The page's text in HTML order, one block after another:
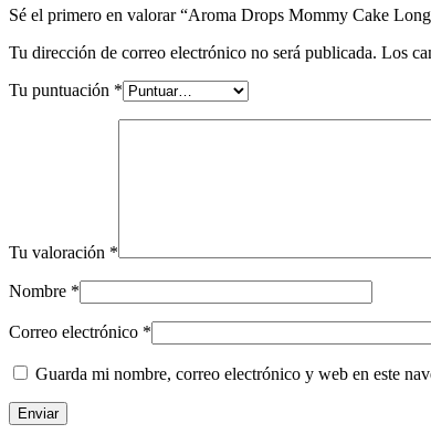
Sé el primero en valorar “Aroma Drops Mommy Cake
Tu dirección de correo electrónico no será publicada. Los
Tu puntuación *
Tu valoración *
Nombre *
Correo electrónico *
Guarda mi nombre, correo electrónico y web en este